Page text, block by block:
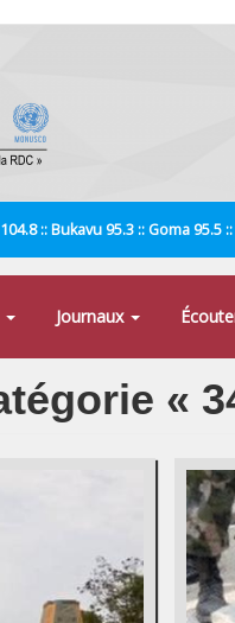
:: Bukavu 95.3 :: Goma
Journaux
«